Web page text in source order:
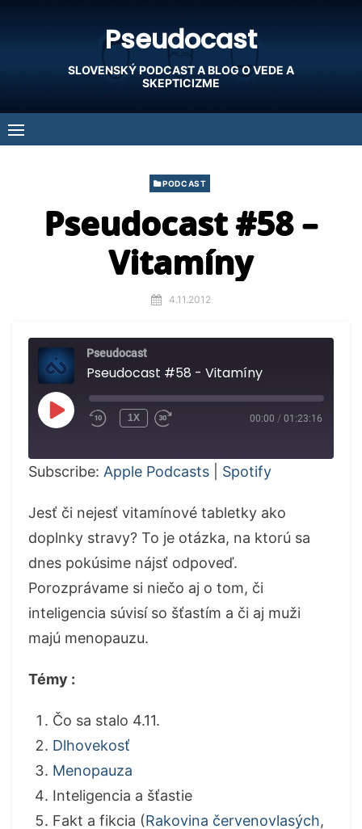
Pseudocast
SLOVENSKÝ PODCAST A BLOG O VEDE A
SKEPTICIZME
PODCAST
Pseudocast #58 –
Vitamíny
4.11.2012
Pseudocast
Pseudocast #58 - Vitamíny
PLAY
EPISODE
1X 00:00 / 01:23:16
Subscribe: Apple Podcasts Spotify
Jesť či nejesť vitamínové tabletky ako
doplnky stravy? To je otázka, na ktorú sa
dnes pokúsime nájsť odpoveď.
Porozprávame si niečo aj o tom, či
inteligencia súvisí so šťastím a či aj muži
majú menopauzu.
Témy :
Čo sa stalo 4.11.
Dlhovekosť
Menopauza
Inteligencia a šťastie
Fakt a fikcia (Rakovina červenovlasých,